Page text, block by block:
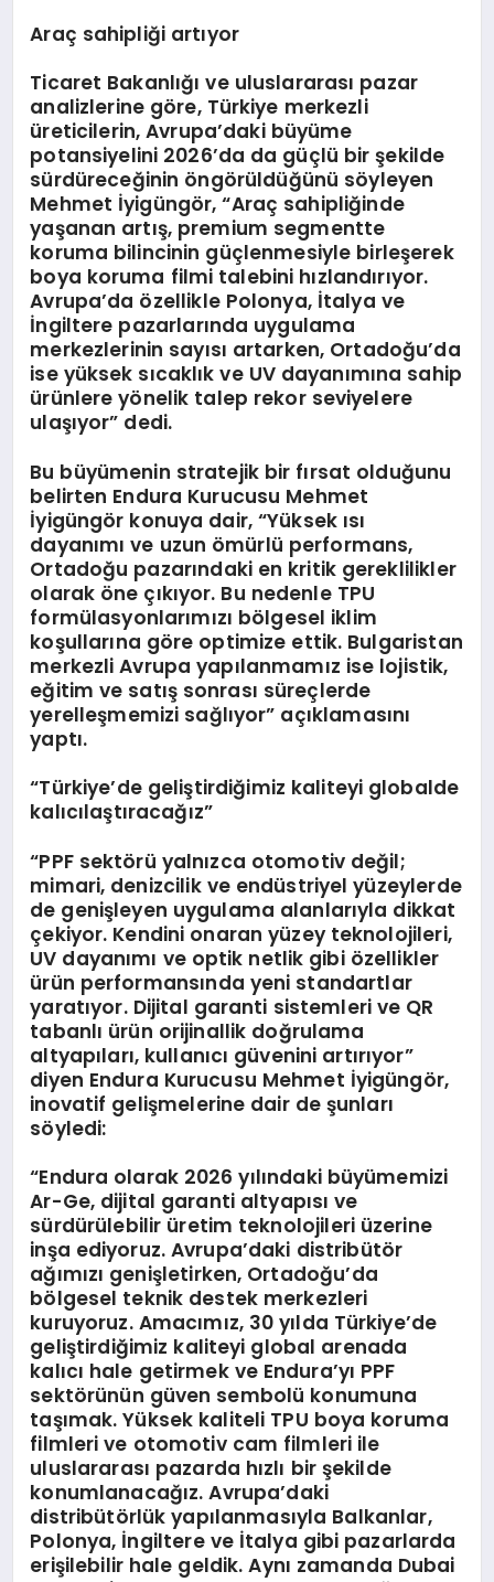
Araç sahipliği artıyor
Ticaret Bakanlığı ve uluslararası pazar
analizlerine göre, Türkiye merkezli
üreticilerin, Avrupa’daki büyüme
potansiyelini 2026’da da güçlü bir şekilde
sürdüreceğinin öngörüldüğünü söyleyen
Mehmet İyigüngör, “Araç sahipliğinde
yaşanan artış, premium segmentte
koruma bilincinin güçlenmesiyle birleşerek
boya koruma filmi talebini hızlandırıyor.
Avrupa’da özellikle Polonya, İtalya ve
İngiltere pazarlarında uygulama
merkezlerinin sayısı artarken, Ortadoğu’da
ise yüksek sıcaklık ve UV dayanımına sahip
ürünlere yönelik talep rekor seviyelere
ulaşıyor” dedi.
Bu büyümenin stratejik bir fırsat olduğunu
belirten Endura Kurucusu Mehmet
İyigüngör konuya dair, “Yüksek ısı
dayanımı ve uzun ömürlü performans,
Ortadoğu pazarındaki en kritik gereklilikler
olarak öne çıkıyor. Bu nedenle TPU
formülasyonlarımızı bölgesel iklim
koşullarına göre optimize ettik. Bulgaristan
merkezli Avrupa yapılanmamız ise lojistik,
eğitim ve satış sonrası süreçlerde
yerelleşmemizi sağlıyor” açıklamasını
yaptı.
“Türkiye’de geliştirdiğimiz kaliteyi globalde
kalıcılaştıracağız”
“PPF sektörü yalnızca otomotiv değil;
mimari, denizcilik ve endüstriyel yüzeylerde
de genişleyen uygulama alanlarıyla dikkat
çekiyor. Kendini onaran yüzey teknolojileri,
UV dayanımı ve optik netlik gibi özellikler
ürün performansında yeni standartlar
yaratıyor. Dijital garanti sistemleri ve QR
tabanlı ürün orijinallik doğrulama
altyapıları, kullanıcı güvenini artırıyor”
diyen Endura Kurucusu Mehmet İyigüngör,
inovatif gelişmelerine dair de şunları
söyledi:
“Endura olarak 2026 yılındaki büyümemizi
Ar-Ge, dijital garanti altyapısı ve
sürdürülebilir üretim teknolojileri üzerine
inşa ediyoruz. Avrupa’daki distribütör
ağımızı genişletirken, Ortadoğu’da
bölgesel teknik destek merkezleri
kuruyoruz. Amacımız, 30 yılda Türkiye’de
geliştirdiğimiz kaliteyi global arenada
kalıcı hale getirmek ve Endura’yı PPF
sektörünün güven sembolü konumuna
taşımak. Yüksek kaliteli TPU boya koruma
filmleri ve otomotiv cam filmleri ile
uluslararası pazarda hızlı bir şekilde
konumlanacağız. Avrupa’daki
distribütörlük yapılanmasıyla Balkanlar,
Polonya, İngiltere ve İtalya gibi pazarlarda
erişilebilir hale geldik. Aynı zamanda Dubai